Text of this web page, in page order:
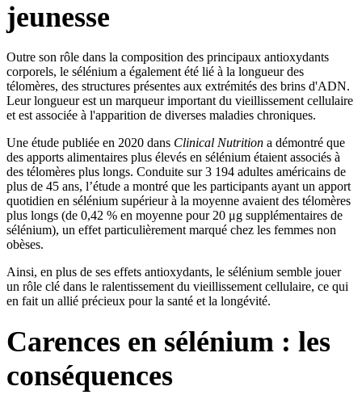
jeunesse
Outre son rôle dans la composition des principaux antioxydants
corporels, le sélénium a également été lié à la longueur des
télomères, des structures présentes aux extrémités des brins d'ADN.
Leur longueur est un marqueur important du vieillissement cellulaire
et est associée à l'apparition de diverses maladies chroniques.
Une étude publiée en 2020 dans Clinical Nutrition a démontré que
des apports alimentaires plus élevés en sélénium étaient associés à
des télomères plus longs. Conduite sur 3 194 adultes américains de
plus de 45 ans, l’étude a montré que les participants ayant un apport
quotidien en sélénium supérieur à la moyenne avaient des télomères
plus longs (de 0,42 % en moyenne pour 20 μg supplémentaires de
sélénium), un effet particulièrement marqué chez les femmes non
obèses.
Ainsi, en plus de ses effets antioxydants, le sélénium semble jouer
un rôle clé dans le ralentissement du vieillissement cellulaire, ce qui
en fait un allié précieux pour la santé et la longévité.
Carences en sélénium : les
conséquences